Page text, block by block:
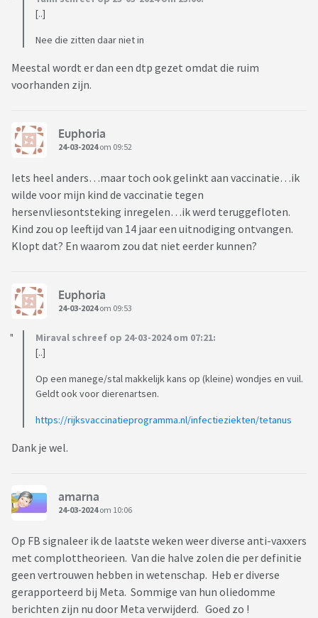
[..]
Nee die zitten daar niet in
Meestal wordt er dan een dtp gezet omdat die ruim
voorhanden zijn.
Euphoria
24-03-2024om 09:52
Iets heel anders…maar toch ook gelinkt aan vaccinatie…ik
wilde voor mijn kind de vaccinatie tegen
hersenvliesontsteking inregelen…ik werd teruggefloten.
Kind zou op leeftijd van 14 jaar een uitnodiging ontvangen.
Klopt dat? En waarom zou dat niet eerder kunnen?
Euphoria
24-03-2024om 09:53
Miraval schreef op 24-03-2024 om 07:21:
[..]
Op een manege/stal makkelijk kans op (kleine) wondjes en vuil.
Geldt ook voor dierenartsen.
https://rijksvaccinatieprogramma.nl/infectieziekten/tetanus
Dank je wel.
amarna
24-03-2024om 10:06
Op FB signaleer ik de laatste weken weer diverse anti-vaxxers
met complottheorieen. Van die halve zolen die per definitie
geen vertrouwen hebben in wetenschap. Heb er diverse
gerapporteerd bij Meta. Sommige van hun oliedomme
berichten zijn nu door Meta verwijderd. Goed zo !